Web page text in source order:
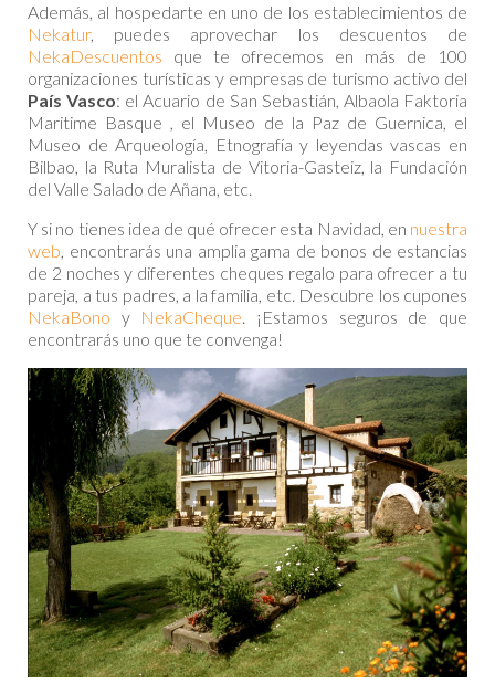
Además, al hospedarte en uno de los establecimientos de
Nekatur, puedes aprovechar los descuentos de
NekaDescuentos que te ofrecemos en más de 100
organizaciones turísticas y empresas de turismo activo del
País Vasco: el Acuario de San Sebastián, Albaola Faktoria
Maritime Basque , el Museo de la Paz de Guernica, el
Museo de Arqueología, Etnografía y leyendas vascas en
Bilbao, la Ruta Muralista de Vitoria-Gasteiz, la Fundación
del Valle Salado de Añana, etc.
Y si no tienes idea de qué ofrecer esta Navidad, en nuestra
web, encontrarás una amplia gama de bonos de estancias
de 2 noches y diferentes cheques regalo para ofrecer a tu
pareja, a tus padres, a la familia, etc. Descubre los cupones
NekaBono y NekaCheque. ¡Estamos seguros de que
encontrarás uno que te convenga!